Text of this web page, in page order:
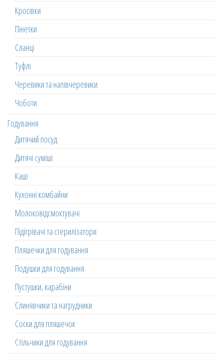
Кросівки
Пінетки
Сланці
Туфлі
Черевики та напівчеревики
Чоботи
Годування
Дитячий посуд
Дитячі суміші
Каші
Кухонні комбайни
Молоковідсмоктувачі
Підігрівачі та стерилізатори
Пляшечки для годування
Подушки для годування
Пустушки, карабіни
Слинявчики та нагрудники
Соски для пляшечок
Стільчики для годування